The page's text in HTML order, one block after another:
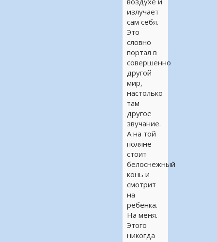
излучает
сам себя.
Это
словно
портал в
совершенно
другой
мир,
настолько
там
другое
звучание.
А на той
поляне
стоит
белоснежный
конь и
смотрит
на
ребенка.
На меня.
Этого
никогда